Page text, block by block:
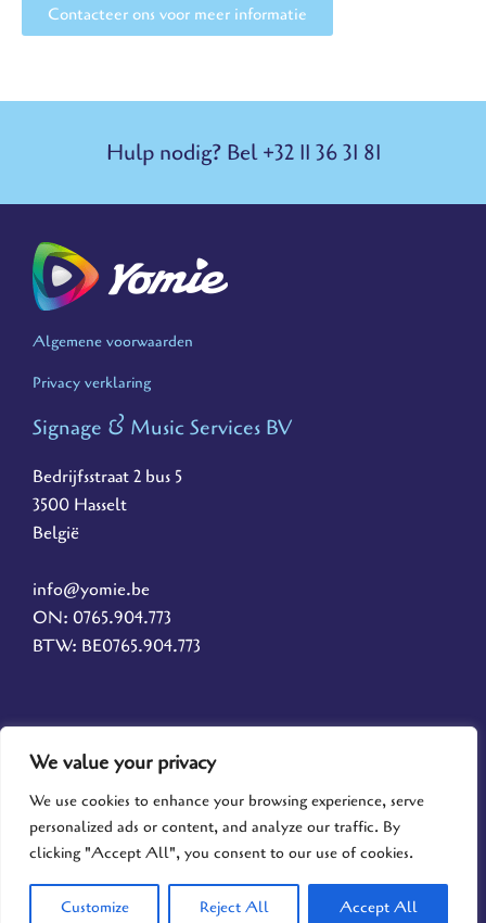
We value your privacy
We use cookies to enhance your browsing experience, serve
personalized ads or content, and analyze our traffic. By
clicking "Accept All", you consent to our use of cookies.
Customize Reject All Accept All
Contacteer ons voor meer informatie
Hulp nodig? Bel +32 11 36 31 81
Algemene voorwaarden
Privacy verklaring
Signage & Music Services BV
Bedrijfsstraat 2 bus 5
3500 Hasselt
België
info@yomie.be
ON: 0765.904.773
BTW: BE0765.904.773
c
e
b
o
o
g